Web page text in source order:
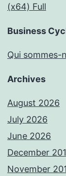
(x64) Full
Business
Qui sommes-
Archives
August 2026
July 2026
June 2026
December
November